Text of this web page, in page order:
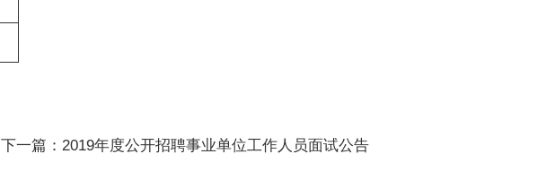
下一篇：2019年度公开招聘事业单位工作人员面试公告